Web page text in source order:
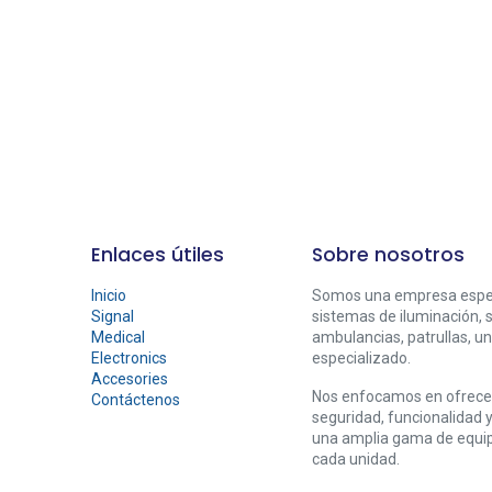
Enlaces útiles
Inicio
Signal
Medical
Electronics
Accesories
Contáctenos
Sobre nosotros
Somos una empresa
sistemas de iluminación,
ambulancias, patrullas,
especializado.
Nos enfocamos en
seguridad, funcionalidad
una amplia gama de
cada unidad.